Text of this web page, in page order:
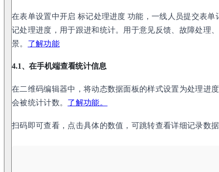
在表单设置中开启 标记处理进度 功能，一线人员提交表
记处理进度，用于跟进和统计。用于意见反馈、故障处理
景。 了解功能
4.1、在手机端查看统计信息
在二维码编辑器中，将动态数据面板的样式设置为处理进
会被统计计数。 了解功能。
扫码即可查看，点击具体的数值，可跳转查看详细记录数